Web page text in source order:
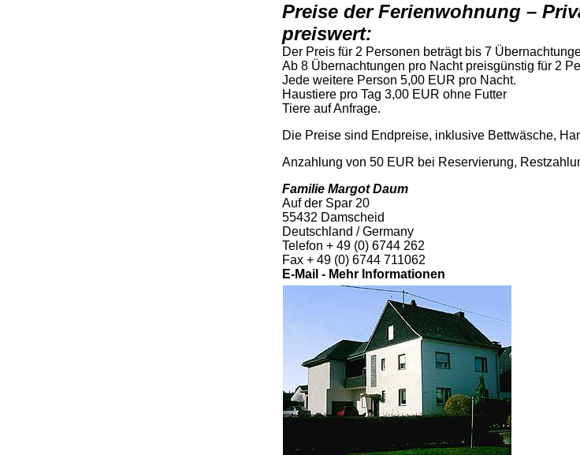
Preise der Ferienwohnung –
preiswert:
Der Preis für 2 Personen beträgt bis 7
Ab 8 Übernachtungen pro Nacht preisgünstig für 2
Jede weitere Person 5,00 EUR pro Nacht.
Haustiere pro Tag 3,00 EUR ohne Futter
Tiere auf Anfrage.
Die Preise sind Endpreise, inklusive Bettwäsche,
Anzahlung von 50 EUR bei Reservierung,
Familie Margot Daum
Auf der Spar 20
55432 Damscheid
Deutschland /Germany
Telefon + 49 (0) 6744 262
Fax + 49 (0) 6744 711062
E-Mail - Mehr Informationen